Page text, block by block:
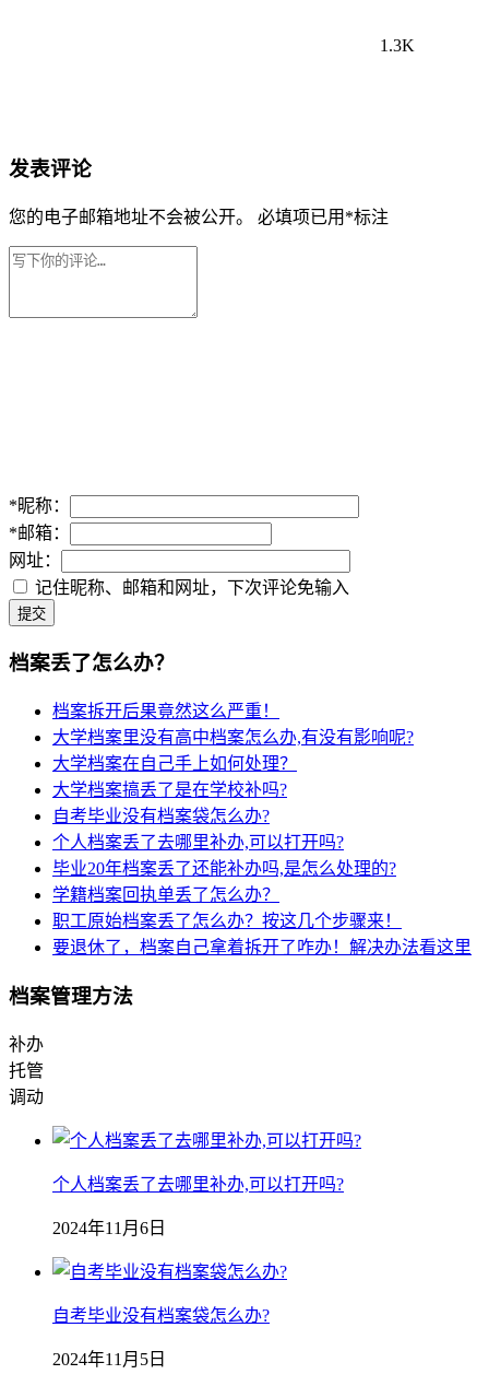
1.3K
发表评论
您的电子邮箱地址不会被公开。 必填项已用 *标注
*昵称：
*邮箱：
网址：
记住昵称、邮箱和网址，下次评论免输入
提交
档案丢了怎么办？
档案拆开后果竟然这么严重！
大学档案里没有高中档案怎么办,有没有影响呢?
大学档案在自己手上如何处理？
大学档案搞丢了是在学校补吗?
自考毕业没有档案袋怎么办?
个人档案丢了去哪里补办,可以打开吗?
毕业20年档案丢了还能补办吗,是怎么处理的?
学籍档案回执单丢了怎么办？
职工原始档案丢了怎么办？按这几个步骤来！
要退休了，档案自己拿着拆开了咋办！解决办法看这里
档案管理方法
补办
托管
调动
个人档案丢了去哪里补办,可以打开吗?
2024年11月6日
自考毕业没有档案袋怎么办?
2024年11月5日